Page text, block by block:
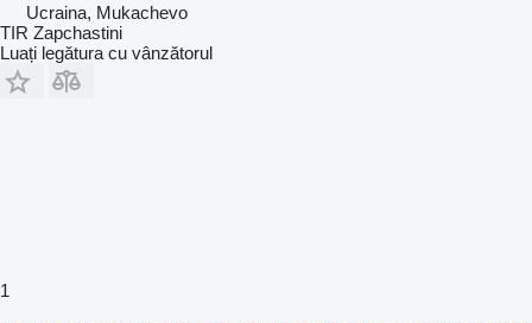
Ucraina, Mukachevo
TIR Zapchastini
Luați legătura cu vânzătorul
1